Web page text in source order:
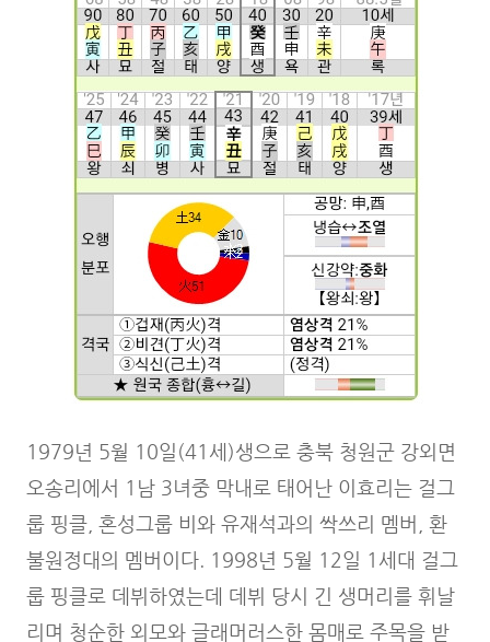
1979년 5월 10일(41세)생으로 충북 청원군 강외면
오송리에서 1남 3녀중 막내로 태어난 이효리는 걸그
룹 핑클, 혼성그룹 비와 유재석과의 싹쓰리 멤버, 환
불원정대의 멤버이다. 1998년 5월 12일 1세대 걸그
룹 핑클로 데뷔하였는데 데뷔 당시 긴 생머리를 휘날
리며 청순한 외모와 글래머러스한 몸매로 주목을 받